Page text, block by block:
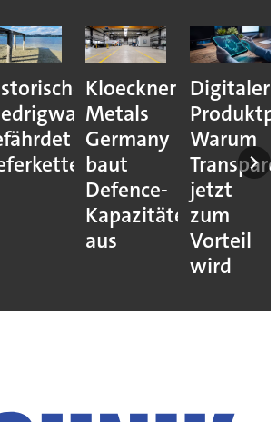
Kloeckner
Metals
Germany
baut
Defence-
Kapazitäten
aus
Digitaler
Warum
jetzt
zum
Vorteil
wird